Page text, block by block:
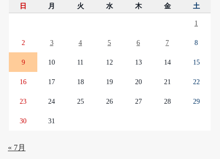
日 月 火 水 木 金 土
1
2 3 4 5 6 7 8
9 10 11 12 13 14 15
16 17 18 19 20 21 22
23 24 25 26 27 28 29
30 31
« 7月